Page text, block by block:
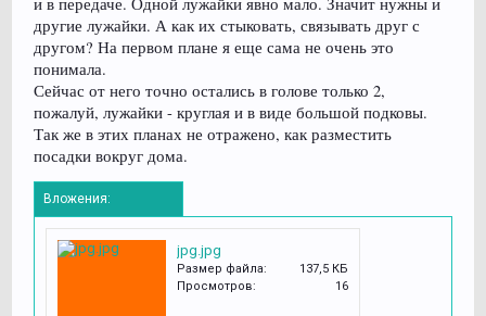
другие лужайки. А как их стыковать, связывать друг с
другом? На первом плане я еще сама не очень это
понимала.
Сейчас от него точно остались в голове только 2,
пожалуй, лужайки - круглая и в виде большой подковы.
Так же в этих планах не отражено, как разместить
посадки вокруг дома.
Вложения:
jpg.jpg
Размер файла:
137,5 КБ
Просмотров:
16